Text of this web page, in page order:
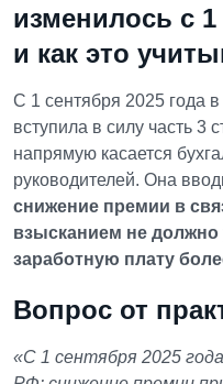
изменилось с 1
и как это
С 1 сентября 2025 года
вступила в силу часть 3
напрямую касается
руководителей. Она
снижение премии в
взысканием не
заработную плату
Вопрос от
«С 1 сентября 2025